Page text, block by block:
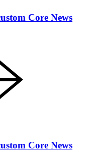
Core News
Core News